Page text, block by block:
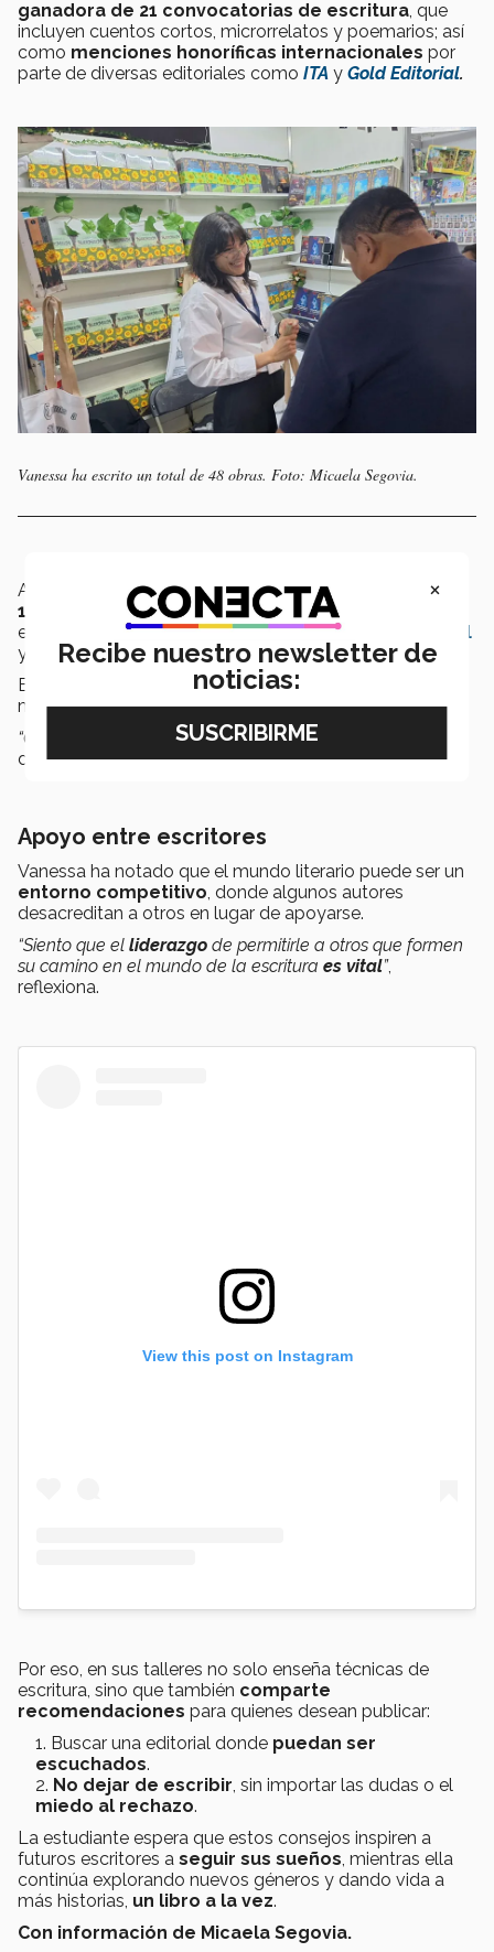
ganadora de 21 convocatorias de escritura, que
incluyen cuentos cortos, microrrelatos y poemarios; así
como menciones honoríficas internacionales por
parte de diversas editoriales como ITA y Gold Editorial.
Vanessa ha escrito un total de 48 obras. Foto: Micaela Segovia.
Además, más allá de sus propios logros,
ha impartido
14 talleres
de escritura creativa en instituciones como
el
Tec de Monterrey, elInstituto Politécnico Nacional
y ONGs comoSELIDEReInspire.
Buscando
compartir su experiencia
motivando a jóvenes escritores ano rendirse.
“Ofrezco la ayuda que a mí me hubiera gustado recibir”
dice.
Apoyo entre escritores
Vanessa ha notado que el mundo literario puede ser un
entorno competitivo , donde algunos autores
desacreditan a otros en lugar de apoyarse.
“Siento que el liderazgo de permitirle a otros que formen
su camino en el mundo de la escritura es vital”,
reflexiona.
View this post on Instagram
Por eso, en sus talleres no solo enseña técnicas de
escritura, sino que también comparte
recomendaciones para quienes desean publicar:
Buscar una editorial donde puedan ser
escuchados.
No dejar de escribir , sin importar las dudas o el
miedo al rechazo.
La estudiante espera que estos consejos inspiren a
futuros escritores a seguir sus sueños , mientras ella
continúa explorando nuevos géneros y dando vida a
más historias, un libro a la vez.
Con información de Micaela Segovia.
×
Recibe nuestro newsletter de
noticias: